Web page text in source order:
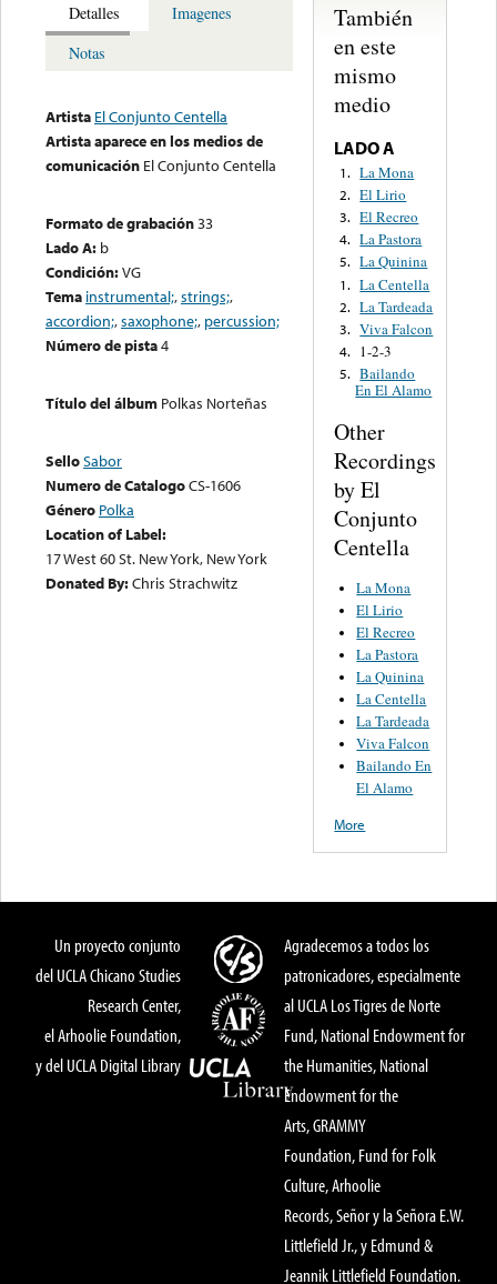
Detalles
Imagenes
Notas
Artista El Conjunto Centella
Artista aparece en los medios de
comunicación El Conjunto Centella
Formato de grabación33
Lado A: b
Condición:VG
Tema instrumental;,strings;,
accordion;,saxophone;, percussion;
Número de pista4
Título del álbum Polkas Norteñas
SelloSabor
Numero de CatalogoCS-1606
Género Polka
Location of Label:
17 West 60 St. New York, New York
Donated By:Chris Strachwitz
También
en este
mismo
medio
LADO A
1. La Mona
2. El Lirio
3. El Recreo
4. La Pastora
5. La Quinina
1. La Centella
2. La Tardeada
3. Viva Falcon
4. 1-2-3
5. Bailando
En El Alamo
Other
Recordings
by El
Conjunto
Centella
La Mona
El Lirio
El Recreo
La Pastora
La Quinina
La Centella
La Tardeada
Viva Falcon
Bailando En
El Alamo
More
Un proyecto conjunto
del UCLA Chicano Studies
Research Center,
el Arhoolie Foundation,
y del UCLA Digital Library
Agradecemos a todos los
patronicadores, especialmente
al UCLA Los Tigres de Norte
Fund, National Endowment for
the Humanities, National
Endowment for the
Arts, GRAMMY
Foundation, Fund for Folk
Culture, Arhoolie
Records, Señor y la Señora E.W.
Littlefield Jr., y Edmund &
Jeannik Littlefield Foundation.